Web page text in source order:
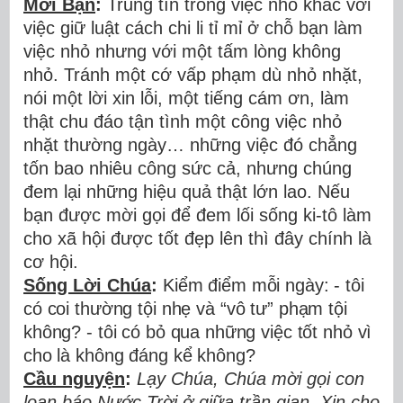
Mời Bạn: Trung tín trong việc nhỏ khác với
việc giữ luật cách chi li tỉmỉ ở chỗ bạn l àm
việc nhỏ nhưng với một tấm l òng không
nhỏ. Tránh một cớ vấp phạm dù nhỏ nhặt,
nói một l ời xin l ỗi, một tiếng cám ơn, l àm
thật chu đáo tận tình một công việc nhỏ
nhặt thường ngày… những việc đó chẳng
tốn bao nhiêu công sức cả, nhưng chúng
đem l ại những hiệu quả thật l ớn lao. Nếu
bạn được mời gọi để đem l ối sống ki-tô làm
cho xã hội được tốt đẹp l ên thì đây chính l à
cơ hội.
Sống Lời Chúa: Kiểmđiểm mỗi ngày: - tôi
cócoi thường tội nhẹ và “vôtư” phạm tội
không? - tôi có bỏqua những việc tốt nhỏvì
cho là khôngđáng kểkhông?
Cầu nguyện: Lạy Chúa, Chúa mời gọi con